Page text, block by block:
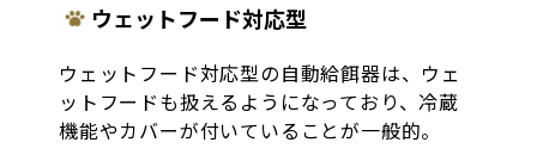
ウェットフード対応型
ウェットフード対応型の自動給餌器は、ウェ
ットフードも扱えるようになっており、冷蔵
機能やカバーが付いていることが一般的。